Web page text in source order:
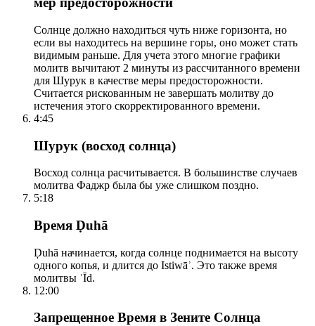
Солнце должно находиться чуть ниже горизонта, но
если вы находитесь на вершине горы, оно может стать
видимым раньше. Для учета этого многие графики
молитв вычитают 2 минуты из рассчитанного времени
для Шурук в качестве меры предосторожности.
Считается рискованным не завершать молитву до
истечения этого скорректированного времени.
4:45
Шурук (восход солнца)
Восход солнца расчитывается. В большинстве случаев
молитва Фаджр была бы уже слишком поздно.
5:18
Время Ḍuhā
Ḍuhā начинается, когда солнце поднимается на высоту
одного копья, и длится до Istiwāʾ. Это также время
молитвы ʿĪd.
12:00
Запрещенное Время в Зените Солнца